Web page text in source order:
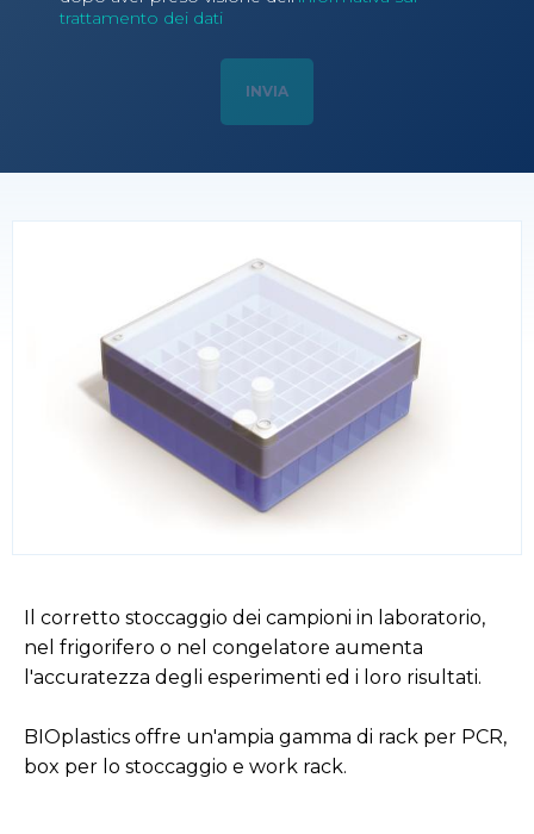
trattamento dei dati
Il corretto stoccaggio dei campioni in laboratorio,
nel frigorifero o nel congelatore aumenta
l'accuratezza degli esperimenti ed i loro risultati.
BIOplastics offre un'ampia gamma di rack per PCR,
box per lo stoccaggio e work rack.